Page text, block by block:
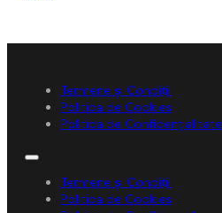
Termene și Condiții
Politica de Cookies
Politica de Confidențialitate
Termene și Condiții
Politica de Cookies